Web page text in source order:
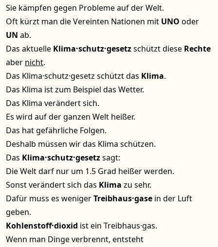
Sie kämpfen gegen Probleme auf der Welt.
Oft kürzt man die Vereinten Nationen mit UNO oder
UN ab.
Das aktuelle Klima·schutz·gesetzschützt diese Rechte
aber nicht.
Das Klima·schutz·gesetz schützt das Klima.
Das Klima ist zum Beispiel das Wetter.
Das Klima verändert sich.
Es wird auf der ganzen Welt heißer.
Das hat gefährliche Folgen.
Deshalb müssen wir das Klima schützen.
Das Klima·schutz·gesetzsagt:
Die Welt darf nur um 1.5 Grad heißer werden.
Sonst verändert sich das Klima zu sehr.
Dafür muss es wenigerTreibhaus·gasein der Luft
geben.
Kohlenstoff·dioxid ist ein Treibhaus·gas.
Wenn man Dinge verbrennt, entsteht